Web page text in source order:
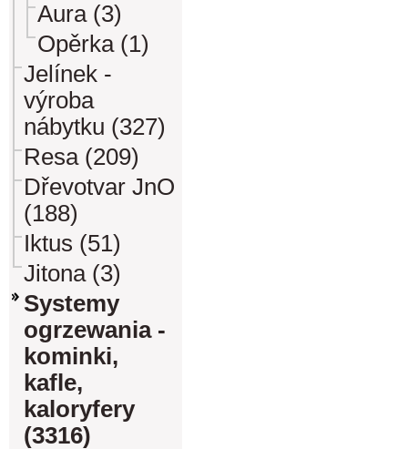
Aura (3)
Opěrka (1)
Jelínek -
výroba
nábytku (327)
Resa (209)
Dřevotvar JnO
(188)
Iktus (51)
Jitona (3)
Systemy
ogrzewania -
kominki,
kafle,
kaloryfery
(3316)